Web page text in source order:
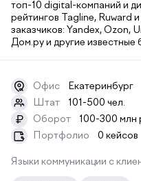
топ-10 digital-компаний и
рейтингов Tagline, Ruward
заказчиков: Yandex, Ozon,
Дом.ру и другие известные
Офис
Екатеринбург
Штат
101-500 чел.
₽ Оборот
100-300 млн
Портфолио
0 кейсов
Языки коммуникации с